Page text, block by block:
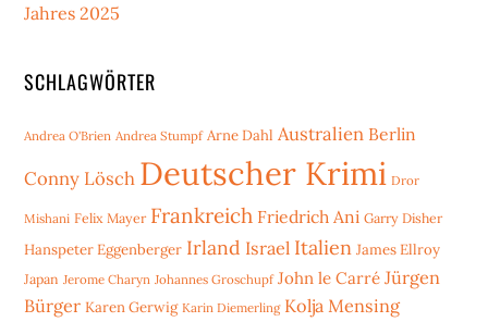
Jahres 2025
SCHLAGWÖRTER
Andrea O'Brien Andrea Stumpf Arne Dahl Australien Berlin
Conny Lösch Deutscher Krimi Dror
Mishani Felix Mayer Frankreich Friedrich Ani Garry Disher
Hanspeter Eggenberger Irland Israel Italien James Ellroy
Japan Jerome Charyn Johannes Groschupf John le Carré Jürgen
Bürger Karen Gerwig Karin Diemerling Kolja Mensing